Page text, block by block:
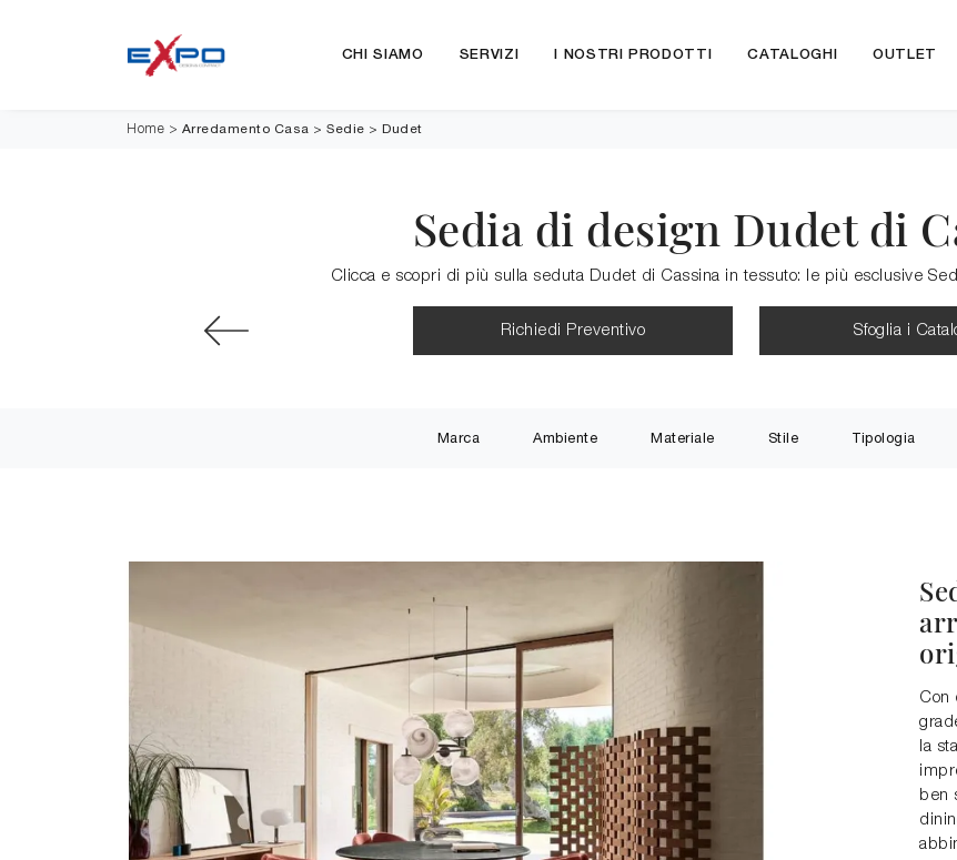
CHI SIAMO SERVIZI I NOSTRI PRODOTTI CATALOGHI OUTLET
Home > Arredamento Casa > Sedie > Dudet
Sedia di design Dudet di
Clicca e scopri di più sulla seduta Dudet di Cassina in tessuto: le più esclusive
Richiedi Preventivo Sfoglia i
Marca Ambiente Materiale Stile Tipologia
Con
la
ben